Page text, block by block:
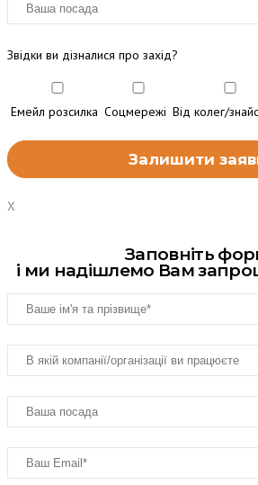
Звідки ви дізналися про захід?
Емейл розсилка Соцмережі Від колег/
X
Заповніть
і ми надішлемо Вам